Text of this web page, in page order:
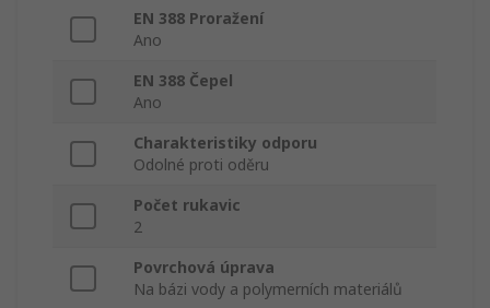
EN 388 Proražení
Ano
EN 388 Čepel
Ano
Charakteristiky odporu
Odolné proti oděru
Počet rukavic
2
Povrchová úprava
Na bázi vody a polymerních materiálů